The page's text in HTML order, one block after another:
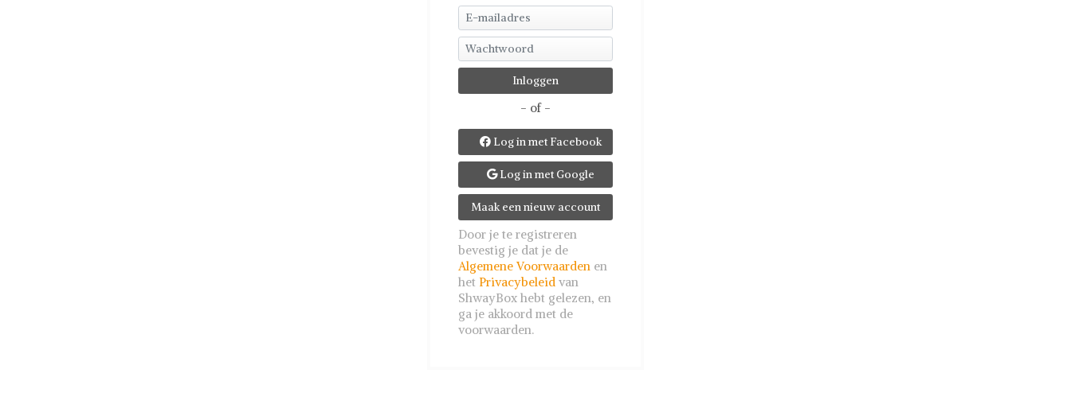
- of -
 Log in met Facebook
Log in met Google
Maak een nieuw account
Door je te registreren
bevestig je dat je de
Algemene Voorwaarden en
het Privacybeleid van
ShwayBox hebt gelezen, en
ga je akkoord met de
voorwaarden.